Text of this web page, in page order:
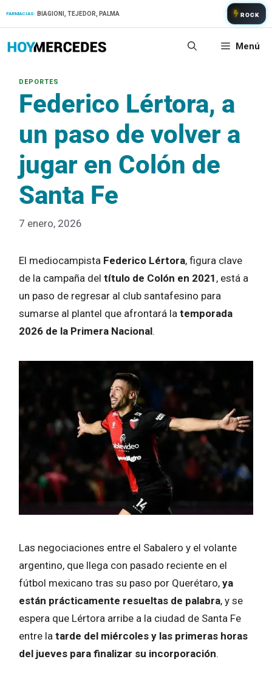
FARMACIAS: BIAGIONI, TEJEDOR, PALMA ROCK
Menú
Federico Lértora, a
un paso de volver a
jugar en Colón de
Santa Fe
7 enero, 2026
El mediocampista Federico Lértora, figura clave
de la campaña del título de Colón en 2021 , está a
un paso de regresar al club santafesino para
sumarse al plantel que afrontará la temporada
2026 de la Primera Nacional.
Las negociaciones entre el Sabalero y el volante
argentino, que llega con pasado reciente en el
fútbol mexicano tras su paso por Querétaro, ya
están prácticamente resueltas de palabra, y se
espera que Lértora arribe a la ciudad de Santa Fe
entre la tarde del miércoles y las primeras horas
del jueves para finalizar su incorporación.